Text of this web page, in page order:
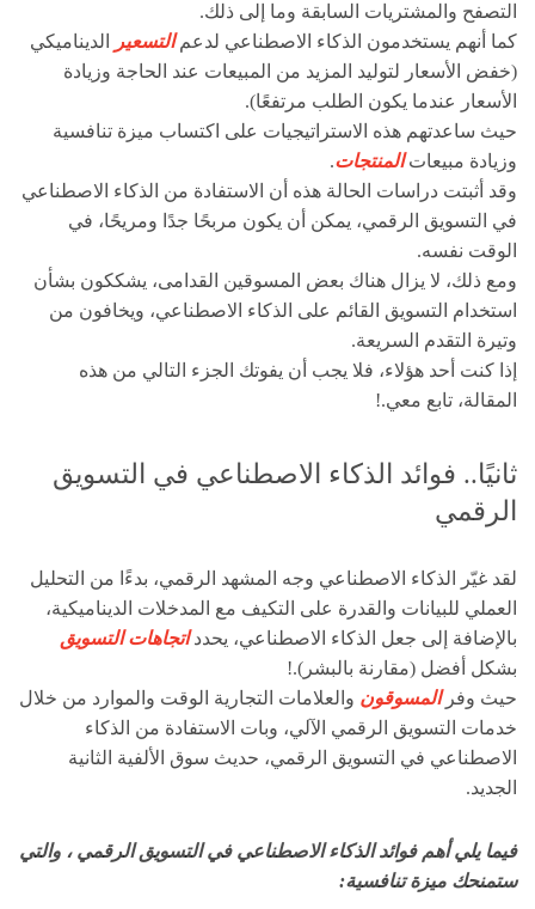
التصفح والمشتريات السابقة وما إلى ذلك.
كما أنهم يستخدمون الذكاء الاصطناعي لدعمالتسعير
الديناميكي
(خفض الأسعار لتوليد المزيد من المبيعات عند الحاجة وزيادة
الأسعار عندما يكون الطلب مرتفعًا).
حيث ساعدتهم هذه الاستراتيجيات على اكتساب ميزة تنافسية
وزيادة مبيعاتالمنتجات.
وقد أثبتت دراسات الحالة هذه أن الاستفادة من الذكاء الاصطناعي
في التسويق الرقمي، يمكن أن يكون مربحًا جدًا ومريحًا، في
الوقت نفسه.
ومع ذلك، لا يزال هناك بعض المسوقين القدامى، يشككون بشأن
استخدام التسويق القائم على الذكاء الاصطناعي، ويخافون من
وتيرة التقدم السريعة.
إذا كنت أحد هؤلاء، فلا يجب أن يفوتك الجزء التالي من هذه
المقالة، تابع معي.!
ثانيًا.. فوائد الذكاء الاصطناعي في التسويق
الرقمي
لقد غيّر الذكاء الاصطناعي وجه المشهد الرقمي، بدءًا من التحليل
العملي للبيانات والقدرة على التكيف مع المدخلات الديناميكية،
بالإضافة إلى جعل الذكاء الاصطناعي، يحدداتجاهات التسويق
بشكل أفضل (مقارنة بالبشر).!
حيث وفرالمسوقون والعلامات التجارية الوقت والموارد من خلال
خدمات التسويق الرقمي الآلي، وبات الاستفادة من الذكاء
الاصطناعي في التسويق الرقمي، حديث سوق الألفية الثانية
الجديد.
فيما يلي أهم فوائد الذكاء الاصطناعي في التسويق الرقمي ، والتي
ستمنحك ميزة تنافسية: